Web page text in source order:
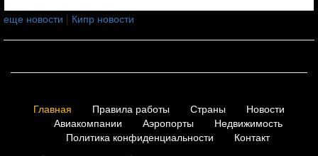
еще новости | Кипр новости
Главная Правила работы Страны
Новости
Авиакомпании
Аэропорты
Недвижимость
Политика конфиденциальности
Контакт